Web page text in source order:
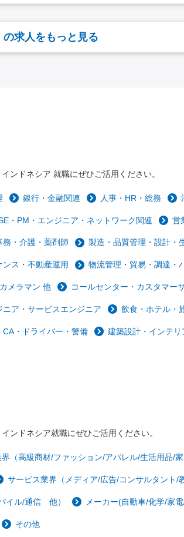
の求人をもっと見る
ンドネシア 就職にぜひご活用ください。
銀行・金融関連 人事・HR・総務
・PM・エンジニア・ネットワーク関連 営
務・介護・薬剤師 製造・品質管理・設計・
ス・不動産運用 物流管理・貿易・調達・
メラマン 他 コールセンター・カスタマー
ニア・サービスエンジニア 飲食・ホテル・
CA・ドライバー・警備 建築設計・インテ
ンドネシア就職にぜひご活用ください。
界（高級商材/ファッション/アパレル/生活用品/
サービス業界（メディア/広告/コンサルタント
イル/通信 他） メーカー(自動車/化学/家
その他